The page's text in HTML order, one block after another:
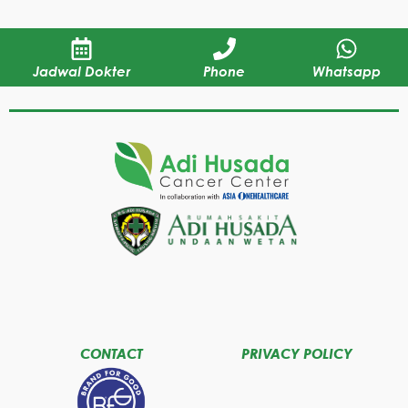
Jadwal Dokter Phone Whatsapp
CONTACT PRIVACY POLICY